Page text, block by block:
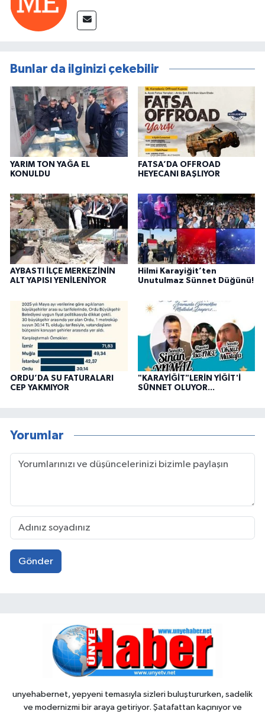
Bunlar da ilginizi çekebilir
YARIM TON YAĞA EL
KONULDU
FATSA’DA OFFROAD
HEYECANI BAŞLIYOR
AYBASTI İLÇE MERKEZİNİN
ALT YAPISI YENİLENİYOR
Hilmi Karayiğit’ten
Unutulmaz Sünnet Düğünü!
ORDU’DA SU FATURALARI
CEP YAKMIYOR
"KARAYİĞİT"LERİN YİĞİT'İ
SÜNNET OLUYOR...
Yorumlar
Gönder
unyehabernet, yepyeni temasıyla sizleri buluştururken, sadelik
ve modernizmi bir araya getiriyor. Şatafattan kaçınıyor ve